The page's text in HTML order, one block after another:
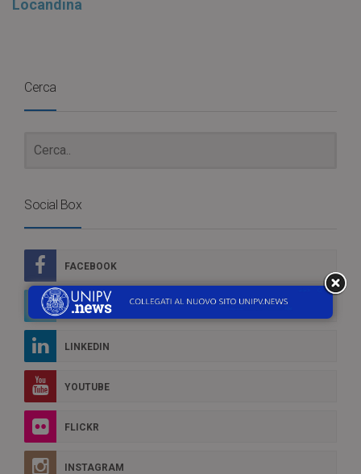
Locandina
Cerca
Social Box
FACEBOOK
TWITTER
LINKEDIN
YOUTUBE
FLICKR
INSTAGRAM